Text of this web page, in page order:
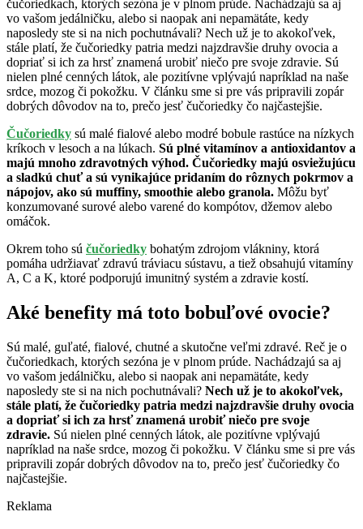
čučoriedkach, ktorých sezóna je v plnom prúde. Nachádzajú sa aj
vo vašom jedálničku, alebo si naopak ani nepamätáte, kedy
naposledy ste si na nich pochutnávali? Nech už je to akokoľvek,
stále platí, že čučoriedky patria medzi najzdravšie druhy ovocia a
dopriať si ich za hrsť znamená urobiť niečo pre svoje zdravie. Sú
nielen plné cenných látok, ale pozitívne vplývajú napríklad na naše
srdce, mozog či pokožku. V článku sme si pre vás pripravili zopár
dobrých dôvodov na to, prečo jesť čučoriedky čo najčastejšie.
Čučoriedky sú malé fialové alebo modré bobule rastúce na nízkych
kríkoch v lesoch a na lúkach. Sú plné vitamínov a antioxidantov a
majú mnoho zdravotných výhod. Čučoriedky majú osviežujúcu
a sladkú chuť a sú vynikajúce pridaním do rôznych pokrmov a
nápojov, ako sú muffiny, smoothie alebo granola. Môžu byť
konzumované surové alebo varené do kompótov, džemov alebo
omáčok.
Okrem toho sú čučoriedky bohatým zdrojom vlákniny, ktorá
pomáha udržiavať zdravú tráviacu sústavu, a tiež obsahujú vitamíny
A, C a K, ktoré podporujú imunitný systém a zdravie kostí.
Aké benefity má toto bobuľové ovocie?
Sú malé, guľaté, fialové, chutné a skutočne veľmi zdravé. Reč je o
čučoriedkach, ktorých sezóna je v plnom prúde. Nachádzajú sa aj
vo vašom jedálničku, alebo si naopak ani nepamätáte, kedy
naposledy ste si na nich pochutnávali? Nech už je to akokoľvek,
stále platí, že čučoriedky patria medzi najzdravšie druhy ovocia
a dopriať si ich za hrsť znamená urobiť niečo pre svoje
zdravie. Sú nielen plné cenných látok, ale pozitívne vplývajú
napríklad na naše srdce, mozog či pokožku. V článku sme si pre vás
pripravili zopár dobrých dôvodov na to, prečo jesť čučoriedky čo
najčastejšie.
Reklama